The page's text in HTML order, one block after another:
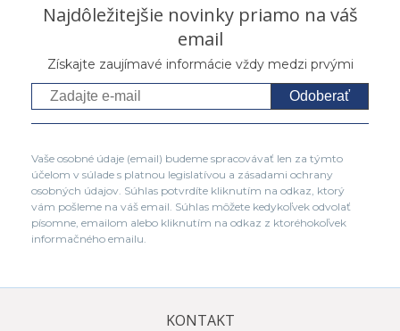
Najdôležitejšie novinky priamo na váš
email
Získajte zaujímavé informácie vždy medzi prvými
Odoberať
Vaše osobné údaje (email) budeme spracovávať len za týmto
účelom v súlade s platnou legislatívou a zásadami ochrany
osobných údajov. Súhlas potvrdíte kliknutím na odkaz, ktorý
vám pošleme na váš email. Súhlas môžete kedykoľvek odvolať
písomne, emailom alebo kliknutím na odkaz z ktoréhokoľvek
informačného emailu.
KONTAKT